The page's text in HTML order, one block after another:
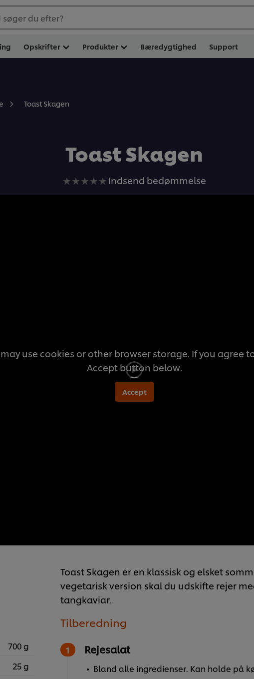
søger du efter?
Opskrifter Produkter Bæredygtighed Support
Toast Skagen
Toast Skagen
Ingen
bedømmelser
Indsend bedømmelse
use cookies or other browser storage. If you agree
Accept button below.
Accept
700 g
25 g
Toast Skagen er en klassisk og elsket
vegetarisk version skal du udskifte rejer
tangkaviar.
Tilberedning
Rejesalat
Bland alle ingredienser. Kan holde på